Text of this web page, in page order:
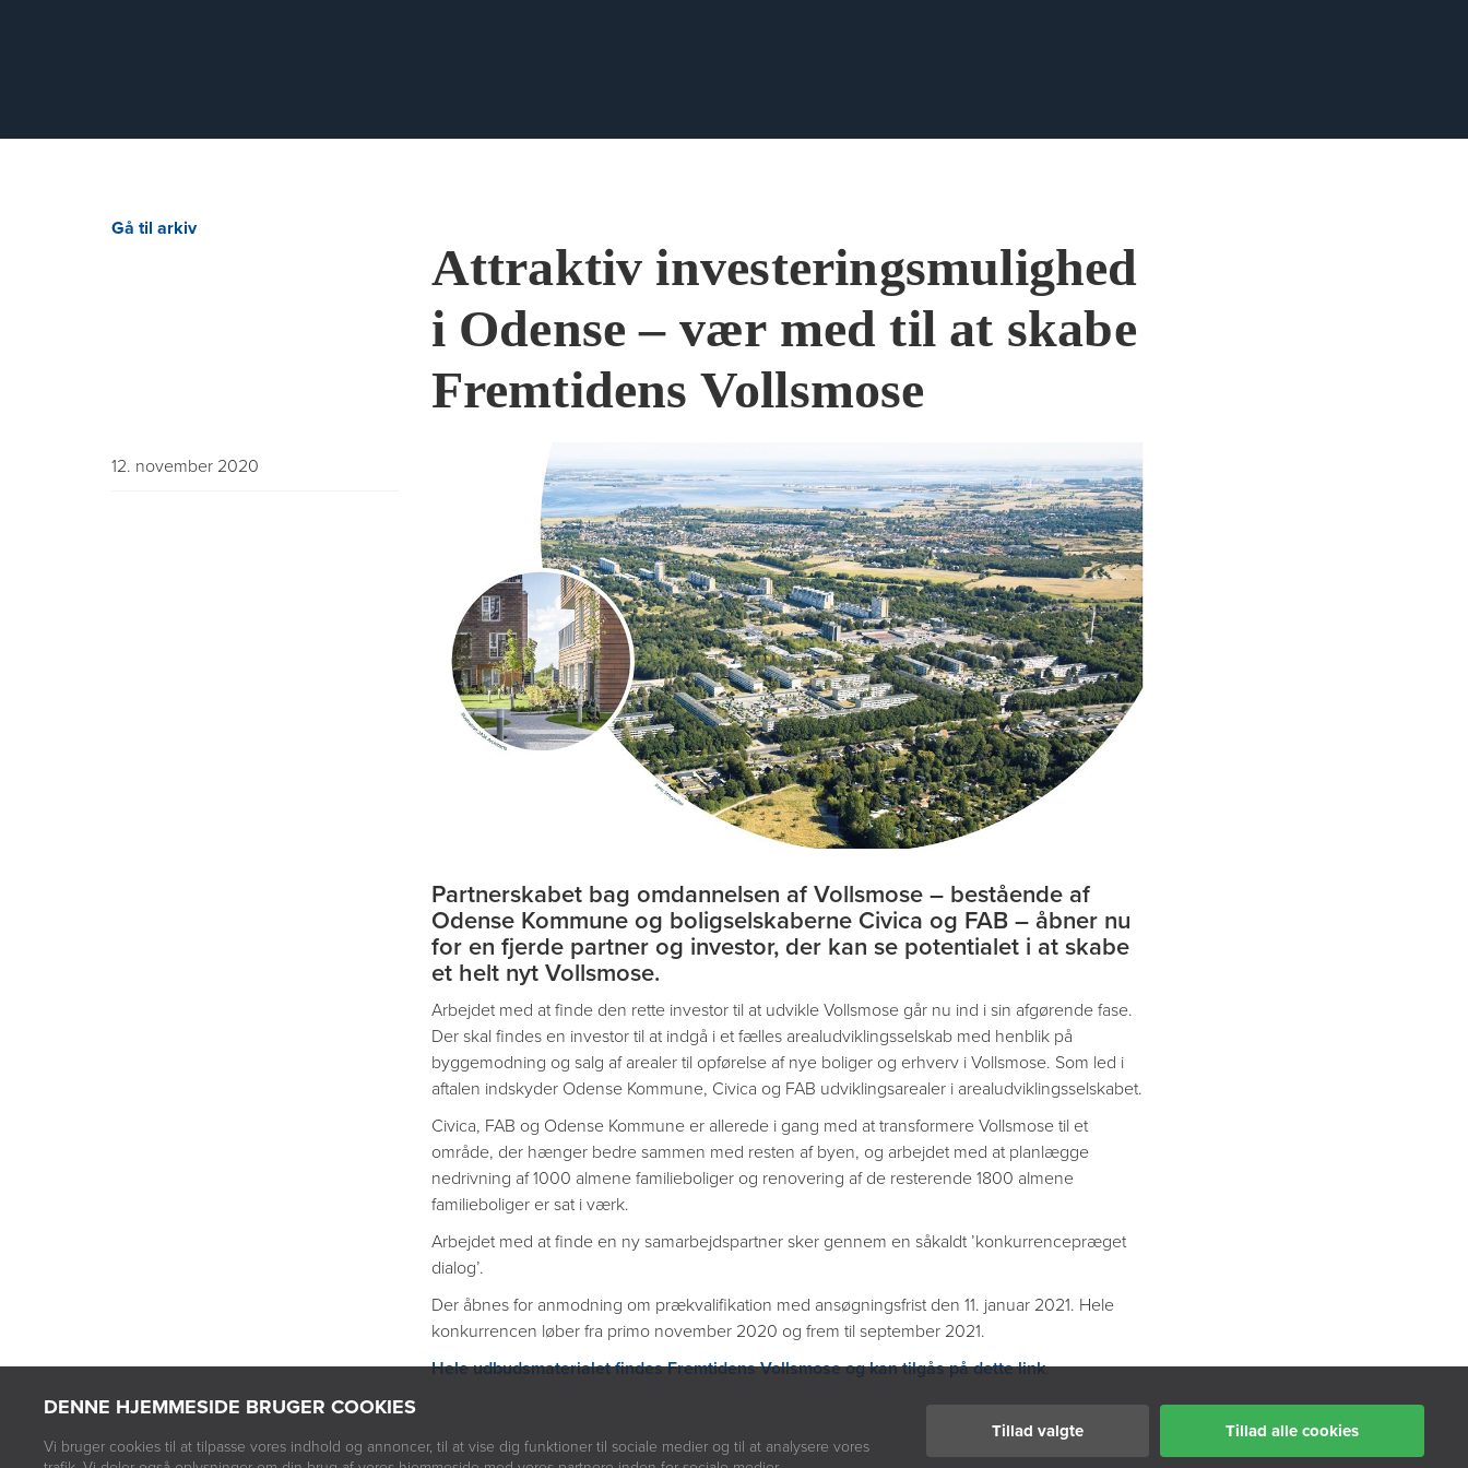
DENNE HJEMMESIDE BRUGER COOKIES
Vi bruger cookies til at tilpasse vores indhold og annoncer, til at vise dig funktioner til sociale medier og til at analysere vores
Tillad valgte Tillad alle cookies
Gå til arkiv
Attraktiv investeringsmulighed
i Odense – vær med til at skabe
Fremtidens Vollsmose
Partnerskabet bag omdannelsen af Vollsmose – bestående af
Odense Kommune og boligselskaberne Civica og FAB – åbner nu
for en fjerde partner og investor, der kan se potentialet i at skabe
et helt nyt Vollsmose.
Arbejdet med at finde den rette investor til at udvikle Vollsmose går nu ind i sin afgørende fase.
Der skal findes en investor til at indgå i et fælles arealudviklingsselskab med henblik på
byggemodning og salg af arealer til opførelse af nye boliger og erhverv i Vollsmose. Som led i
aftalen indskyder Odense Kommune, Civica og FAB udviklingsarealer i arealudviklingsselskabet.
Civica, FAB og Odense Kommune er allerede i gang med at transformere Vollsmose til et
område, der hænger bedre sammen med resten af byen, og arbejdet med at planlægge
nedrivning af 1000 almene familieboliger og renovering af de resterende 1800 almene
familieboliger er sat i værk.
Arbejdet med at finde en ny samarbejdspartner sker gennem en såkaldt ’konkurrencepræget
dialog’.
Der åbnes for anmodning om prækvalifikation med ansøgningsfrist den 11. januar 2021. Hele
konkurrencen løber fra primo november 2020 og frem til september 2021.
Hele udbudsmaterialet findes Fremtidens Vollsmose og kan tilgås på dette link.
12. november 2020